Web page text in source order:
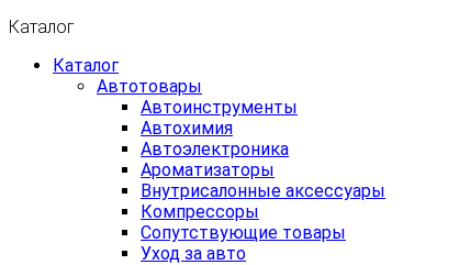
Каталог
Каталог
Автотовары
Автоинструменты
Автохимия
Автоэлектроника
Ароматизаторы
Внутрисалонные аксессуары
Компрессоры
Сопутствующие товары
Уход за авто